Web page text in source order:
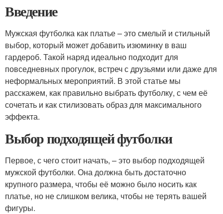
Введение
Мужская футболка как платье – это смелый и стильный
выбор, который может добавить изюминку в ваш
гардероб. Такой наряд идеально подходит для
повседневных прогулок, встреч с друзьями или даже для
неформальных мероприятий. В этой статье мы
расскажем, как правильно выбрать футболку, с чем её
сочетать и как стилизовать образ для максимального
эффекта.
Выбор подходящей футболки
Первое, с чего стоит начать, – это выбор подходящей
мужской футболки. Она должна быть достаточно
крупного размера, чтобы её можно было носить как
платье, но не слишком велика, чтобы не терять вашей
фигуры.